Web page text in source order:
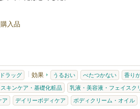
購入品
ラッグ 効果 うるおい べたつかない 香り
スキンケア・基礎化粧品 乳液・美容液・フェイスク
ア デイリーボディケア ボディクリーム・オイル